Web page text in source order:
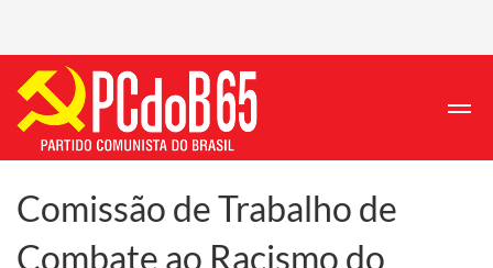
Comissão de Trabalho de
Combate ao Racismo do